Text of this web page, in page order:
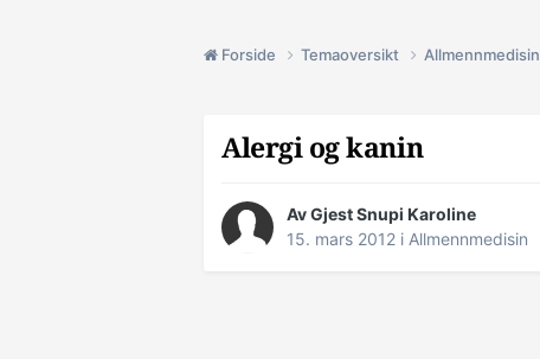
Forside Temaoversikt Allmennmedisin
Alergi og kanin
Av Gjest Snupi Karoline
15. mars 2012 i Allmennmedisin